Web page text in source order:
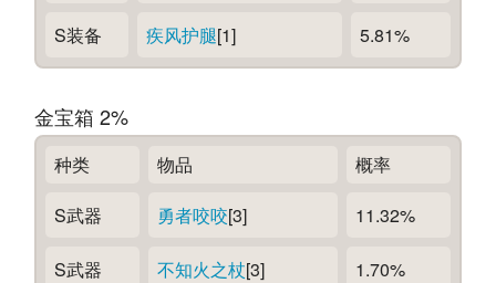
S装备 疾风护腿[1] 5.81%
金宝箱 2%
种类 物品
概率
S武器
勇者咬咬[3] 11.32%
S武器 不知火之杖[3] 1.70%